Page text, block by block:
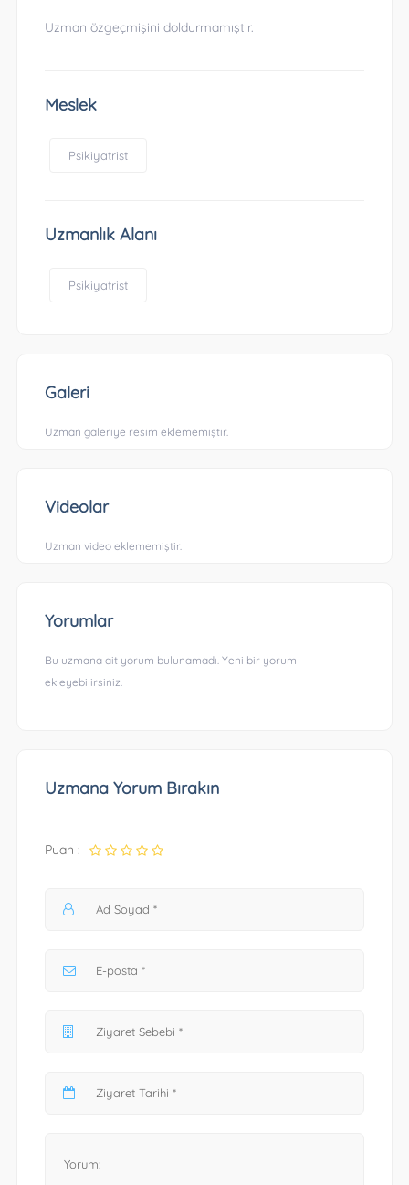
Uzman özgeçmişini doldurmamıştır.
Meslek
Psikiyatrist
Uzmanlık Alanı
Psikiyatrist
Galeri
Uzman galeriye resim eklememiştir.
Videolar
Uzman video eklememiştir.
Yorumlar
Bu uzmana ait yorum bulunamadı. Yeni bir yorum
ekleyebilirsiniz.
Uzmana Yorum Bırakın
Puan :